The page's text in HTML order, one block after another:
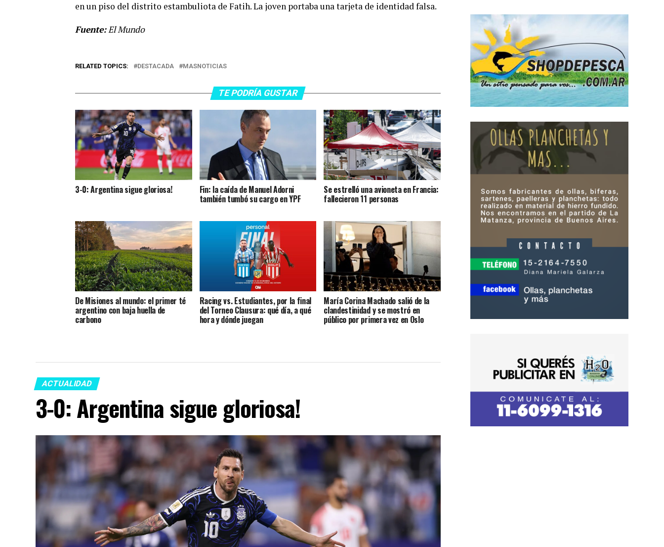
en un piso del distrito estambuliota de Fatih. La joven portaba una tarjeta de identidad falsa.
Fuente:El Mundo
RELATED TOPICS: DESTACADA MASNOTICIAS
TE PODRÍA GUSTAR
3-0: Argentina sigue gloriosa! Fin: la caída de Manuel Adorni
también tumbó su cargo en YPF
Se estrelló una avioneta en Francia:
fallecieron 11 personas
De Misiones al mundo: el primer té
argentino con baja huella de
carbono
Racing vs. Estudiantes, por la final
del Torneo Clausura: qué día, a qué
hora y dónde juegan
María Corina Machado salió de la
clandestinidad y se mostró en
público por primera vez en Oslo
ACTUALIDAD
3-0: Argentina sigue gloriosa!